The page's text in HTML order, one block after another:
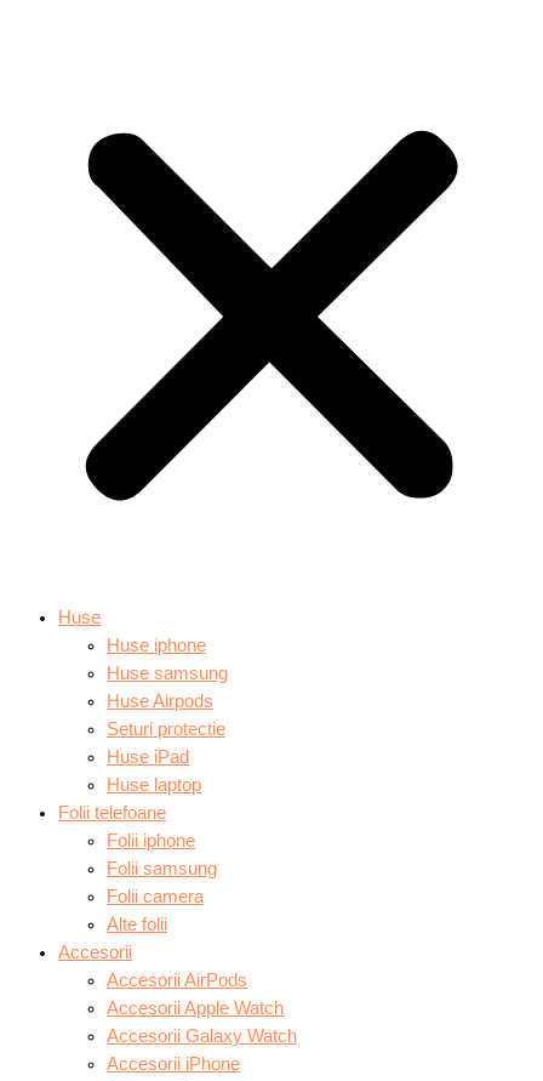
Huse
Huse iphone
Huse samsung
Huse Airpods
Seturi protectie
Huse iPad
Huse laptop
Folii telefoane
Folii iphone
Folii samsung
Folii camera
Alte folii
Accesorii
Accesorii AirPods
Accesorii Apple Watch
Accesorii Galaxy Watch
Accesorii iPhone